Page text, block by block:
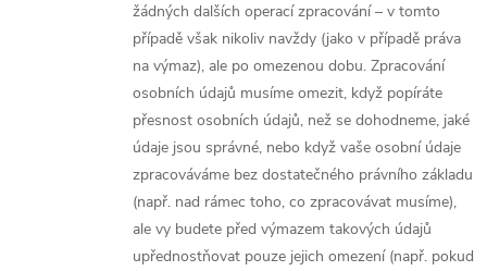
žádných dalších operací zpracování – v tomto
případě však nikoliv navždy (jako v případě práva
na výmaz), ale po omezenou dobu. Zpracování
osobních údajů musíme omezit, když popíráte
přesnost osobních údajů, než se dohodneme, jaké
údaje jsou správné, nebo když vaše osobní údaje
zpracováváme bez dostatečného právního základu
(např. nad rámec toho, co zpracovávat musíme),
ale vy budete před výmazem takových údajů
upřednostňovat pouze jejich omezení (např. pokud